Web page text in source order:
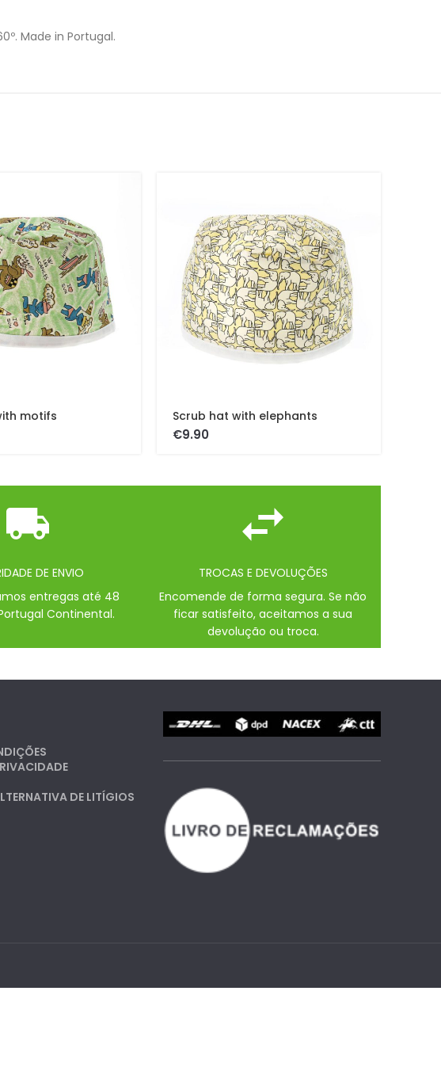
Made in Portugal.
motifs Scrub hat with elephants
€
DE ENVIO
entregas até 48
Continental.
TROCAS E DEVOLUÇÕES
Encomende de forma segura. Se não
ficar satisfeito, aceitamos a sua
devolução ou troca.
DE LITÍGIOS